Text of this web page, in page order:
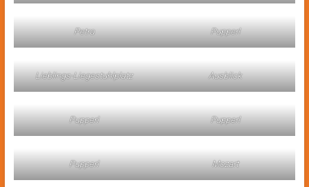
Petra Pupperl
Lieblings-Liegestuhlplatz Ausblick
Pupperl Pupperl
Pupperl Mozart